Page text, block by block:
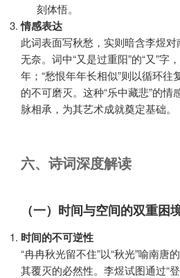
刻体悟。
情感表达
此词表面写秋愁，实则暗含李煜
无奈。词中“又是过重阳”的“又”字
年；“愁恨年年长相似”则以循环往
的不可磨灭。这种“乐中藏悲”的情
脉相承，为其艺术成就奠定基础。
六、诗词深度解读
（一）时间与空间的双重困
时间的不可逆性
“冉冉秋光留不住”以“秋光”喻南唐
其覆灭的必然性。李煜试图通过“